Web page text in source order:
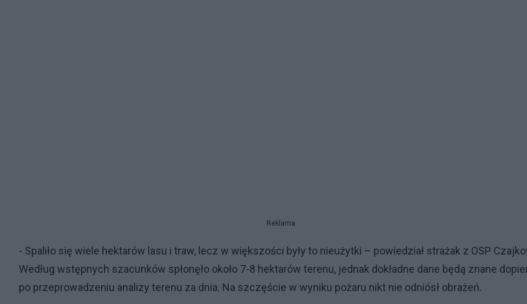
Reklama
- Spaliło się wiele hektarów lasu i traw, lecz w większości były to nieużytki – powiedział strażak z OSP
Według wstępnych szacunków spłonęło około 7-8 hektarów terenu, jednak dokładne dane będą znane
po przeprowadzeniu analizy terenu za dnia. Na szczęście w wyniku pożaru nikt nie odniósł obrażeń.